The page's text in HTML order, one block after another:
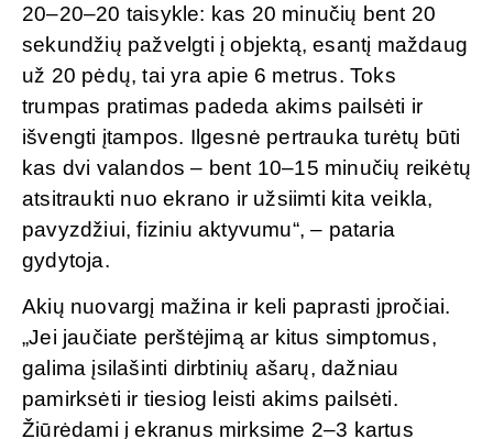
20–20–20 taisykle: kas 20 minučių bent 20
sekundžių pažvelgti į objektą, esantį maždaug
už 20 pėdų, tai yra apie 6 metrus. Toks
trumpas pratimas padeda akims pailsėti ir
išvengti įtampos. Ilgesnė pertrauka turėtų būti
kas dvi valandos – bent 10–15 minučių reikėtų
atsitraukti nuo ekrano ir užsiimti kita veikla,
pavyzdžiui, fiziniu aktyvumu“, – pataria
gydytoja.
Akių nuovargį mažina ir keli paprasti įpročiai.
„Jei jaučiate perštėjimą ar kitus simptomus,
galima įsilašinti dirbtinių ašarų, dažniau
pamirksėti ir tiesiog leisti akims pailsėti.
Žiūrėdami į ekranus mirksime 2–3 kartus